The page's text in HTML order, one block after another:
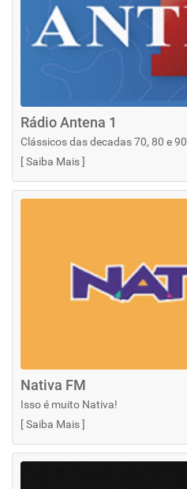
Rádio Antena 1
Clássicos das decadas 70, 80 e 90
[Saiba Mais]
Nativa FM
Isso é muito Nativa!
[Saiba Mais]